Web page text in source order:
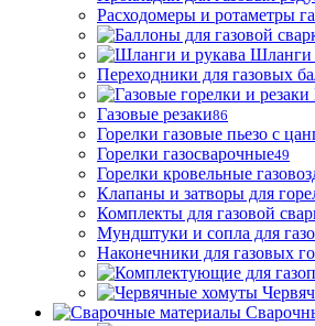
Расходомеры и ротаметры
Шланги
Переходники для газовых
Газовые резаки86
Горелки газовые пьезо с
Горелки газосварочные49
Горелки кровельные
Клапаны и затворы для
Комплекты для газовой
Мундштуки и сопла для
Наконечники для газовых